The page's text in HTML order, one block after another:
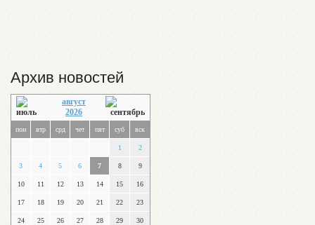
Архив новостей
август
2026
пон втр срд чет пят суб вск
1 2
3 4 5 6 7 8 9
10 11 12 13 14 15 16
17 18 19 20 21 22 23
24 25 26 27 28 29 30